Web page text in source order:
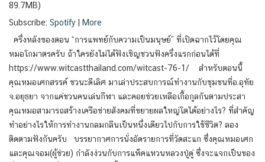
89.7MB)
Subscribe: Spotify
More
ครึ่งหลังของตอน “การแพทย์กับความเป็นมนุษย์” ที่เปิดฉากไว้โดยคุณ
หมอโกมาตรครับ ถ้าใครยังไม่ได้ฟังเชิญชวนฟังครึ่งแรกก่อนได้ที่
https://www.witcastthailand.com/witcast-76-1/ สำหรับตอนนี้
คุณหมอเศกสรรค์ ชวนะดีเลิศ มาเล่าประสบการณ์ทำงานกับชุมชนที่อ.อุทัย
จ.อยุธยา จากแค่ชวนคนเล่นกีฬา และคอยช่วยเหลือเกื้อกูลกันตามประสา
คุณหมอสามารถสร้างเครือข่ายสังคมที่ขยายผลใหญ่โตได้อย่างไร? ที่สำคัญ
ทำอย่างไรให้การทำงานกลมกลืนเป็นหนึ่งเดียวไปกับการใช้ชีวิต? ลอง
ติดตามฟังกันครับ บรรยากาศการนั่งอัดรายการที่วัดสะแก ซึ่งคุณหมอเศก
และคุณจอม(ผู้ช่วย) กำลังง่วนกับการแพ็คแหวนหลวงปู่ดู่ ซึ่งจะแจกเป็นของ